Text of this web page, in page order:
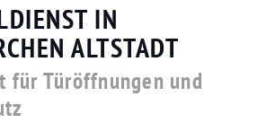
IN
ALTSTADT
für Türöffnungen und